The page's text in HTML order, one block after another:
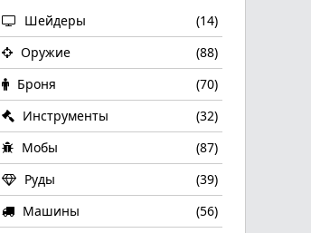
Шейдеры
(14)
Оружие
(88)
Броня
(70)
Инструменты
(32)
Мобы
(87)
Руды
(39)
Машины
(56)